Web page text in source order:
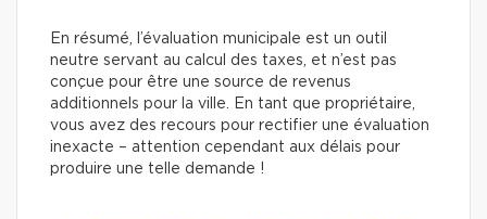
En résumé, l’évaluation municipale est un outil
neutre servant au calcul des taxes, et n’est pas
conçue pour être une source de revenus
additionnels pour la ville. En tant que propriétaire,
vous avez des recours pour rectifier une évaluation
inexacte – attention cependant aux délais pour
produire une telle demande !